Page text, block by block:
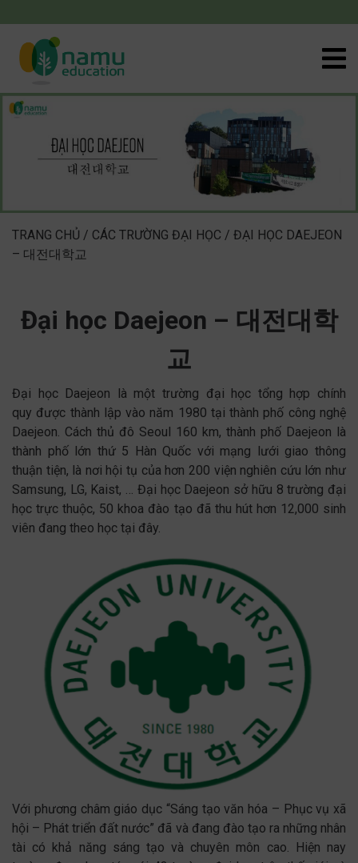
TRANG CHỦ / CÁC TRƯỜNG ĐẠI HỌC / ĐẠI HỌC DAEJEON
– 대전대학교
Đại học Daejeon – 대전대학
교
Đại học Daejeon là một trường đại học tổng hợp chính
quy được thành lập vào năm 1980 tại thành phố công nghệ
Daejeon. Cách thủ đô Seoul 160 km, thành phố Daejeon là
thành phố lớn thứ 5 Hàn Quốc với mạng lưới giao thông
thuận tiện, là nơi hội tụ của hơn 200 viện nghiên cứu lớn như
Samsung, LG, Kaist, … Đại học Daejeon sở hữu 8 trường đại
học trực thuộc, 50 khoa đào tạo đã thu hút hơn 12,000 sinh
viên đang theo học tại đây.
Với phương châm giáo dục “Sáng tạo văn hóa – Phục vụ xã
hội – Phát triển đất nước” đã và đang đào tạo ra những nhân
tài có khả năng sáng tạo và chuyên môn cao. Hiện nay